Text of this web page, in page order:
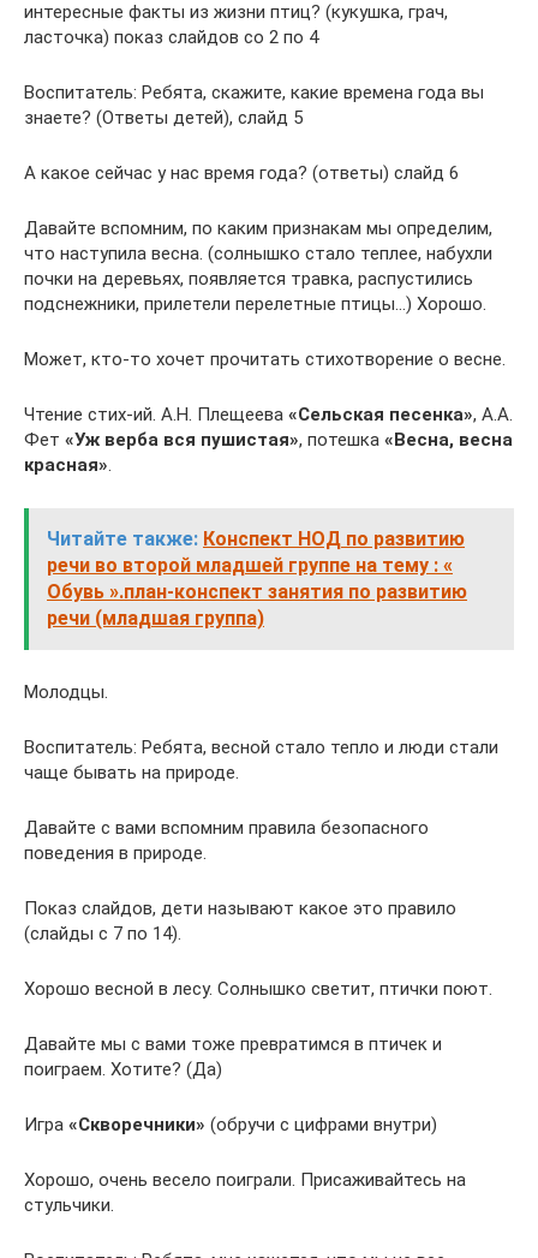
интересные факты из жизни птиц? (кукушка, грач,
ласточка) показ слайдов со 2 по 4
Воспитатель: Ребята, скажите, какие времена года вы
знаете? (Ответы детей), слайд 5
А какое сейчас у нас время года? (ответы) слайд 6
Давайте вспомним, по каким признакам мы определим,
что наступила весна. (солнышко стало теплее, набухли
почки на деревьях, появляется травка, распустились
подснежники, прилетели перелетные птицы…) Хорошо.
Может, кто-то хочет прочитать стихотворение о весне.
Чтение стих-ий. А.Н. Плещеева «Сельская песенка», А.А.
Фет «Уж верба вся пушистая», потешка «Весна, весна
красная».
Читайте также: Конспект НОД по развитию
речи во второй младшей группе на тему : «
Обувь ».план-конспект занятия по развитию
речи (младшая группа)
Молодцы.
Воспитатель: Ребята, весной стало тепло и люди стали
чаще бывать на природе.
Давайте с вами вспомним правила безопасного
поведения в природе.
Показ слайдов, дети называют какое это правило
(слайды с 7 по 14).
Хорошо весной в лесу. Солнышко светит, птички поют.
Давайте мы с вами тоже превратимся в птичек и
поиграем. Хотите? (Да)
Игра «Скворечники» (обручи с цифрами внутри)
Хорошо, очень весело поиграли. Присаживайтесь на
стульчики.